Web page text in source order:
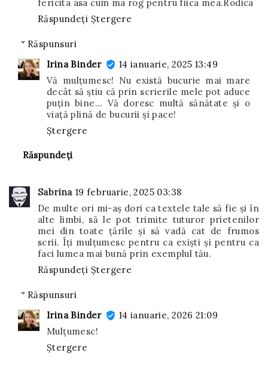
fericita asa cum ma rog pentru fiica mea.Rodica
Răspundeți Ștergere
Răspunsuri
Irina Binder
14 ianuarie, 2025 13:49
Vă mulțumesc! Nu există bucurie mai mare
decât să știu că prin scrierile mele pot aduce
puțin bine... Vă doresc multă sănătate și o
viață plină de bucurii și pace!
Ștergere
Răspundeți
Sabrina 19 februarie, 2025 03:38
De multe ori mi-aș dori ca textele tale să fie și în
alte limbi, să le pot trimite tuturor prietenilor
mei din toate țările și să vadă cat de frumos
scrii. Îți mulțumesc pentru ca exiști și pentru ca
faci lumea mai bună prin exemplul tău.
Răspundeți Ștergere
Răspunsuri
Irina Binder
14 ianuarie, 2026 21:09
Mulțumesc!
Ștergere